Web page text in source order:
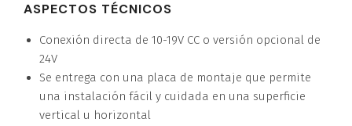
ASPECTOS TÉCNICOS
Conexión directa de 10-19V CC o versión opcional de
24V
Se entrega con una placa de montaje que permite
una instalación fácil y cuidada en una superficie
vertical u horizontal